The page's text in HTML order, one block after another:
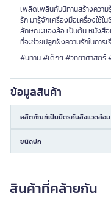
เพลิดเพลินกับนิทานสร้างความ
รัก มารู้จักเครื่องมือเครื่องใช้ใ
ลักษณะของล้อ เป็นต้น หนังสือ
ที่จะช่วยปลูกฝังความรักในการ
#นิทาน #เด็กๆ #วิทยาศาสตร์
ข้อมูลสินค้า
ผลิตภัณฑ์เป็นมิตรกับสิ่งแวดล้อม
ชนิดปก
สินค้าที่คล้ายกัน